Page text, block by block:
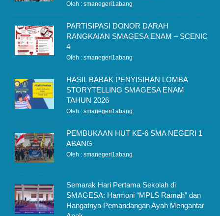
Oleh : smanegeri1abang
PARTISIPASI DONOR DARAH
RANGKAIAN SMAGESA ENAM – SCENIC
4
Oleh : smanegeri1abang
HASIL BABAK PENYISIHAN LOMBA
STORYTELLING SMAGESA ENAM
TAHUN 2026
Oleh : smanegeri1abang
PEMBUKAAN HUT KE-6 SMA NEGERI 1
ABANG
Oleh : smanegeri1abang
Semarak Hari Pertama Sekolah di
SMAGESA: Harmoni “MPLS Ramah” dan
Hangatnya Pemandangan Ayah Mengantar